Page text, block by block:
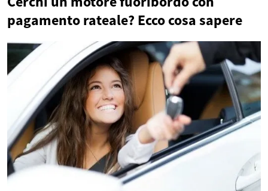
pagamento rateale? Ecco cosa sapere